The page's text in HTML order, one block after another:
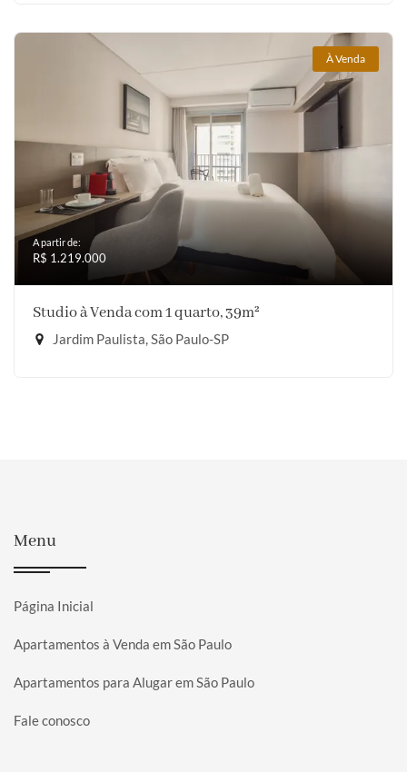
À Venda
A partir de:
R$ 1.219.000
Studio à Venda com 1 quarto, 39m²
Jardim Paulista, São Paulo-SP
Menu
Página Inicial
Apartamentos à Venda em São Paulo
Apartamentos para Alugar em São Paulo
Fale conosco